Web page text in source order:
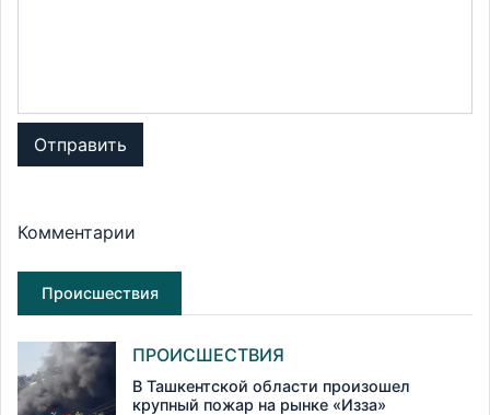
Отправить
Комментарии
Происшествия
ПРОИСШЕСТВИЯ
В Ташкентской области произошел
крупный пожар на рынке «Изза»